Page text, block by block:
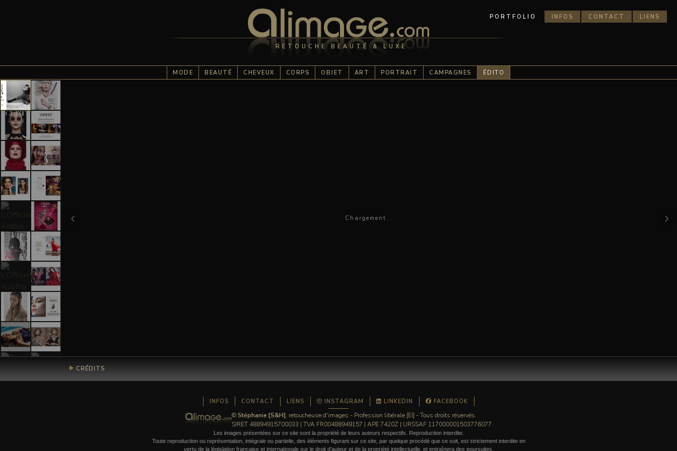
PORTFOLIO INFOS CONTACT LIENS
RETOUCHE BEAUTÉ & LUXE
MODE BEAUTÉ CHEVEUX CORPS OBJET ART PORTRAIT CAMPAGNES ÉDITO
Chargement...
‹ ›
CRÉDITS
INFOS CONTACT LIENS INSTAGRAM LINKEDIN FACEBOOK
©Stéphanie [S&H], retoucheuse d'images - Profession libérale [EI] - Tous droits réservés.
SIRET 48894915700033 | TVA FR00488949157 | APE 7420Z | URSSAF 117000001503776077
Les images présentées sur ce site sont la propriété de leurs auteurs respectifs. Reproduction interdite.
Toute reproduction ou représentation, intégrale ou partielle, des éléments figurant sur ce site, par quelque procédé que ce soit, est strictement interdite en
vertu de la législation française et internationale sur le droit d'auteur et de la propriété intellectuelle, et entraînera des poursuites.